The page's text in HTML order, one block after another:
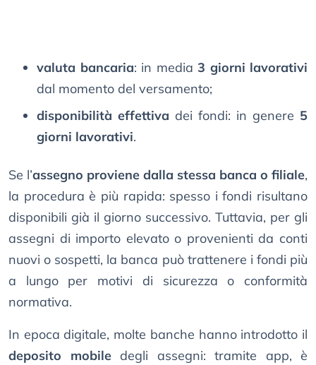
valuta bancaria: in media 3 giorni lavorativi
dal momento del versamento;
disponibilità effettiva dei fondi: in genere 5
giorni lavorativi.
Se l’assegno proviene dalla stessa banca o filiale,
la procedura è più rapida: spesso i fondi risultano
disponibili già il giorno successivo. Tuttavia, per gli
assegni di importo elevato o provenienti da conti
nuovi o sospetti, la banca può trattenere i fondi più
a lungo per motivi di sicurezza o conformità
normativa.
In epoca digitale, molte banche hanno introdotto il
deposito mobiledegli assegni: tramite app, è